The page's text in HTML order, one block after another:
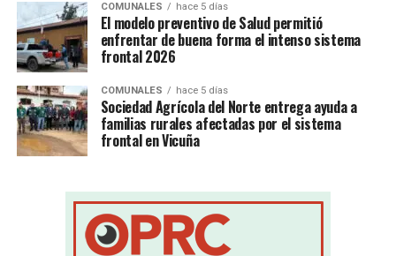
COMUNALES hace 5 días
El modelo preventivo de Salud permitió
enfrentar de buena forma el intenso sistema
frontal 2026
COMUNALES hace 5 días
Sociedad Agrícola del Norte entrega ayuda a
familias rurales afectadas por el sistema
frontal en Vicuña